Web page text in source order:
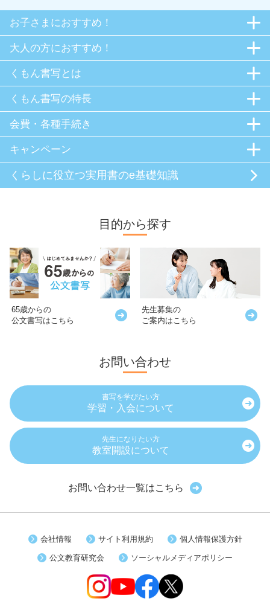
お子さまにおすすめ！
大人の方におすすめ！
くもん書写とは
くもん書写の特長
会費・各種手続き
キャンペーン
くらしに役立つ実用書のe基礎知識
目的から探す
65歳からの
公文書写はこちら
先生募集の
ご案内はこちら
お問い合わせ
書写を学びたい方
学習・入会について
先生になりたい方
教室開設について
お問い合わせ一覧はこちら
会社情報 サイト利用規約 個人情報保護方針
公文教育研究会 ソーシャルメディアポリシー